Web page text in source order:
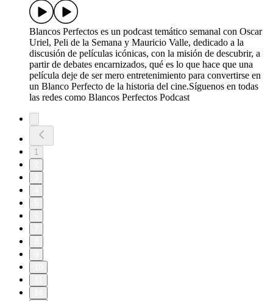
Blancos Perfectos es un podcast temático semanal con Oscar
Uriel, Peli de la Semana y Mauricio Valle, dedicado a la
discusión de películas icónicas, con la misión de descubrir, a
partir de debates encarnizados, qué es lo que hace que una
película deje de ser mero entretenimiento para convertirse en
un Blanco Perfecto de la historia del cine.Síguenos en todas
las redes como Blancos Perfectos Podcast
1